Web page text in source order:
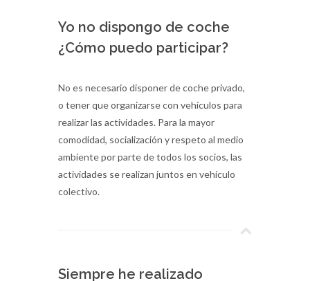
Yo no dispongo de coche
¿Cómo puedo participar?
No es necesario disponer de coche privado,
o tener que organizarse con vehículos para
realizar las actividades. Para la mayor
comodidad, socialización y respeto al medio
ambiente por parte de todos los socios, las
actividades se realizan juntos en vehículo
colectivo.
Siempre he realizado